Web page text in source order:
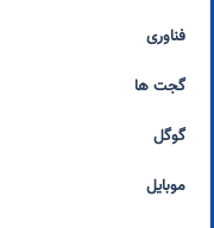
فناوری
گجت ها
گوگل
موبایل